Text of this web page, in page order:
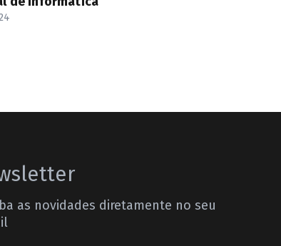
as novidades diretamente no seu